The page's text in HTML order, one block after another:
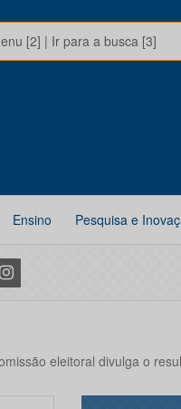
[2] | Ir para a busca [3]
Ensino Pesquisa e
Instagram
eleitoral divulga o